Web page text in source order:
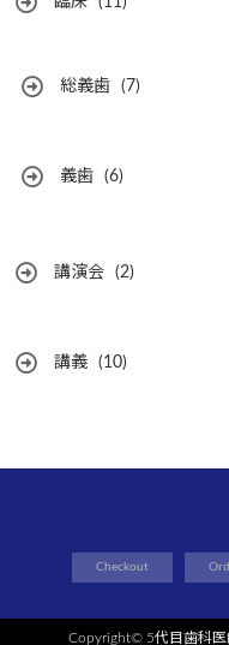
総義歯 (7)
義歯 (6)
講演会 (2)
講義 (10)
Checkout
Copyright© 5代目歯科医